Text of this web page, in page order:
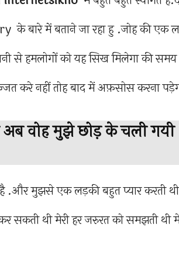
बारे में बताने जा रहा हु .जोह की एक
से हमलोगों को यह सिख मिलेगा की समय
करे नहीं तोह बाद में अफ़सोस करना
वोह मुझे छोड़ के चली
.और मुझसे एक लड़की बहुत प्यार करती
सकती थी मेरी हर जरुरत को समझती थी